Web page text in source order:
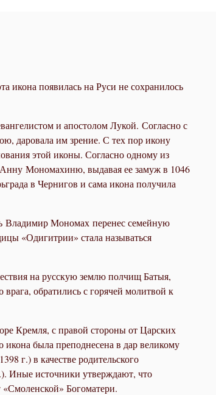
икона появилась на Руси не сохранилось
и апостолом Лукой. Согласно с
даровала им зрение. С тех пор икону
этой иконы. Согласно одному из
Анну Мономахиню, выдавая ее замуж в 1046
в Чернигов и сама икона получила
Владимир Мономах перенес семейную
«Одигитрии» стала называться
на русскую землю полчищ Батыя,
обратились с горячей молитвой к
Кремля, с правой стороны от Царских
была преподнесена в дар великому
г.) в качестве родительского
Иные источники утверждают, что
Богоматери.